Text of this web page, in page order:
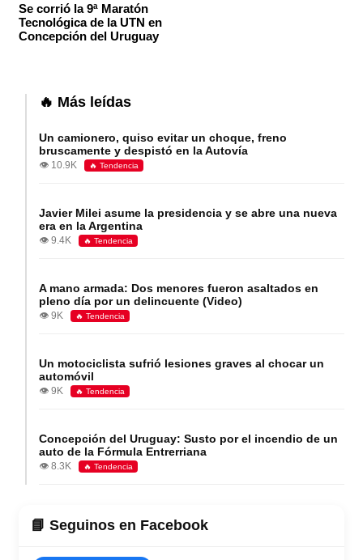
Se corrió la 9ª Maratón
Tecnológica de la UTN en
Concepción del Uruguay
🔥 Más leídas
Un camionero, quiso evitar un choque, freno
bruscamente y despistó en la Autovía
👁️ 10.9K 🔥 Tendencia
Javier Milei asume la presidencia y se abre una nueva
era en la Argentina
👁️ 9.4K 🔥 Tendencia
A mano armada: Dos menores fueron asaltados en
pleno día por un delincuente (Video)
👁️ 9K 🔥 Tendencia
Un motociclista sufrió lesiones graves al chocar un
automóvil
👁️ 9K 🔥 Tendencia
Concepción del Uruguay: Susto por el incendio de un
auto de la Fórmula Entrerriana
👁️ 8.3K 🔥 Tendencia
📘 Seguinos en Facebook